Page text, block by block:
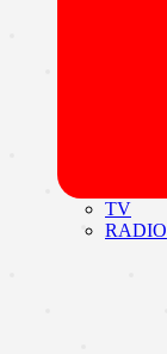
TV
RADIO